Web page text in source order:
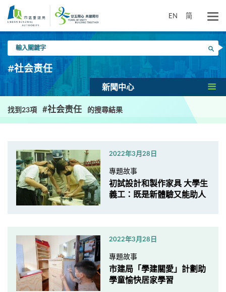
要
EN 简
入
關
鍵
搜尋
#社会责任
新聞中心
找到23項 #社会责任 的搜尋結果
2022年3月28日
專題故事
初試設計和製作家具 大學生
義工：既是新體驗又能助人
2022年3月28日
專題故事
市建局「學建關愛」計劃助
學童愉快居家學習